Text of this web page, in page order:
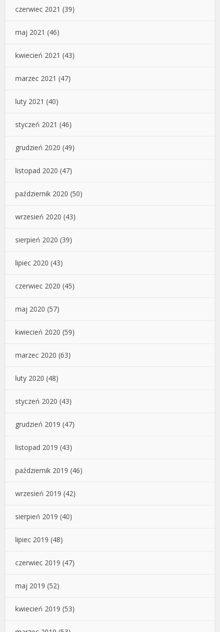
czerwiec 2021 (39)
maj 2021 (46)
kwiecień 2021 (43)
marzec 2021 (47)
luty 2021 (40)
styczeń 2021 (46)
grudzień 2020 (49)
listopad 2020 (47)
październik 2020 (50)
wrzesień 2020 (43)
sierpień 2020 (39)
lipiec 2020 (43)
czerwiec 2020 (45)
maj 2020 (57)
kwiecień 2020 (59)
marzec 2020 (63)
luty 2020 (48)
styczeń 2020 (43)
grudzień 2019 (47)
listopad 2019 (43)
październik 2019 (46)
wrzesień 2019 (42)
sierpień 2019 (40)
lipiec 2019 (48)
czerwiec 2019 (47)
maj 2019 (52)
kwiecień 2019 (53)